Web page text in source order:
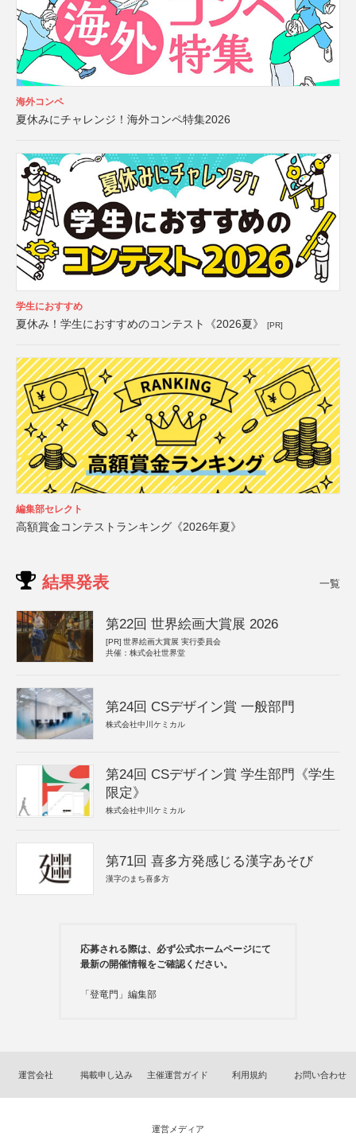
海外コンペ
夏休みにチャレンジ！海外コンペ特集2026
学生におすすめ
夏休み！学生におすすめのコンテスト《2026夏》 [PR]
編集部セレクト
高額賞金コンテストランキング《2026年夏》
結果発表 一覧
第22回 世界絵画大賞展 2026
[PR] 世界絵画大賞展 実行委員会
共催：株式会社世界堂
第24回 CSデザイン賞 一般部門
株式会社中川ケミカル
第24回 CSデザイン賞 学生部門《学生
限定》
株式会社中川ケミカル
第71回 喜多方発感じる漢字あそび
漢字のまち喜多方
応募される際は、必ず公式ホームページにて
最新の開催情報をご確認ください。
「登竜門」編集部
運営会社 掲載申し込み 主催運営ガイド 利用規約 お問い合わせ
運営メディア